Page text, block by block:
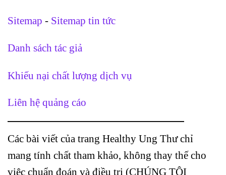
Sitemap - Sitemap tin tức
Danh sách tác giả
Khiếu nại chất lượng dịch vụ
Liên hệ quảng cáo
Các bài viết của trang Healthy Ung Thư chỉ
mang tính chất tham khảo, không thay thế cho
việc chuẩn đoán và điều trị (CHÚNG TÔI